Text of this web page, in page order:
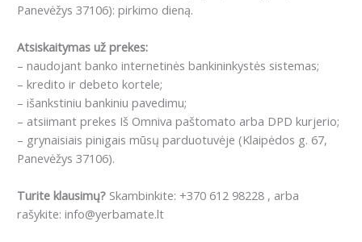
Panevėžys 37106): pirkimo dieną.
Atsiskaitymas už prekes:
– naudojant banko internetinės bankininkystės sistemas;
– kredito ir debeto kortele;
– išankstiniu bankiniu pavedimu;
– atsiimant prekes Iš Omniva paštomato arba DPD kurjerio;
– grynaisiais pinigais mūsų parduotuvėje (Klaipėdos g. 67,
Panevėžys 37106).
Turite klausimų? Skambinkite: +370 612 98228 , arba
rašykite: info@yerbamate.lt